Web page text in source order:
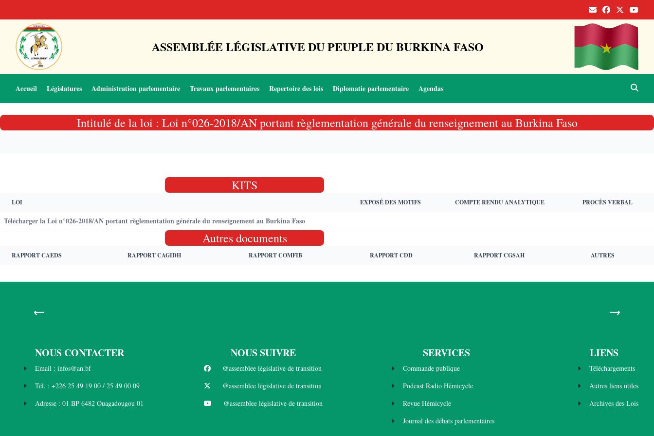
ASSEMBLÉE LÉGISLATIVE DU PEUPLE DU BURKINA FASO
Accueil Législatures Administration parlementaire Travaux parlementaires Repertoire des lois Diplomatie parlementaire Agendas
Intitulé de la loi : Loi n°026-2018/AN portant règlementation générale du renseignement au Burkina Faso
KITS
LOI EXPOSÉ DES MOTIFS COMPTE RENDU ANALYTIQUE PROCÈS VERBAL
Télécharger la Loi n°026-2018/AN portant règlementation générale du renseignement au Burkina Faso
Autres documents
RAPPORT CAEDS RAPPORT CAGIDH RAPPORT COMFIB RAPPORT CDD RAPPORT CGSAH AUTRES
← →
NOUS CONTACTER
Email : infos@an.bf
Tél. : +226 25 49 19 00 / 25 49 00 09
Adresse : 01 BP 6482 Ouagadougou 01
NOUS SUIVRE
@assemblee législative de transition
@assemblee législative de transition
@assemblee législative de transition
SERVICES
Commande publique
Podcast Radio Hémicycle
Revue Hémicycle
Journal des débats parlementaires
LIENS
Téléchargements
Autres liens utiles
Archives des Lois